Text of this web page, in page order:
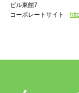
ビル東館7
コーポレートサイト